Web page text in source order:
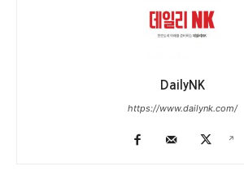
DailyNK
https://www.dailynk.com/